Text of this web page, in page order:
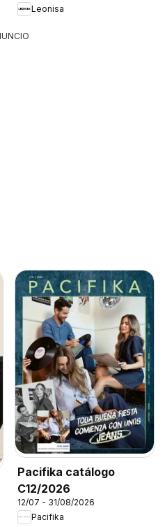
Leonisa
Pacifika catálogo
C12/2026
12/07 - 31/08/2026
Pacifika